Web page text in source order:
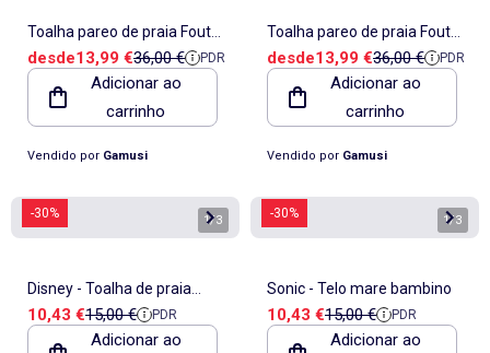
Toalha pareo de praia Fouta,
tecido em relevo - Gamusi.
desdePreço de venda
13,99 €Preço de referência
36,00 € PDR
Adicionar ao
carrinho
Vendido por Gamusi
Toalha pareo de praia Fouta,
tecido em relevo - Gamusi.
desdePreço de venda
13,99 €Preço de
36,00 € PDR
Adicionar ao
carrinho
Vendido por Gamusi
-30% 1/3
Disney - Toalha de praia
infantil Stitch
Preço de venda
10,43 €Preço de referência
15,00 € PDR
Adicionar ao
-30% 1/3
Sonic - Telo mare bambino
Preço de venda
10,43 €Preço de referência
15,00 € PDR
Adicionar ao